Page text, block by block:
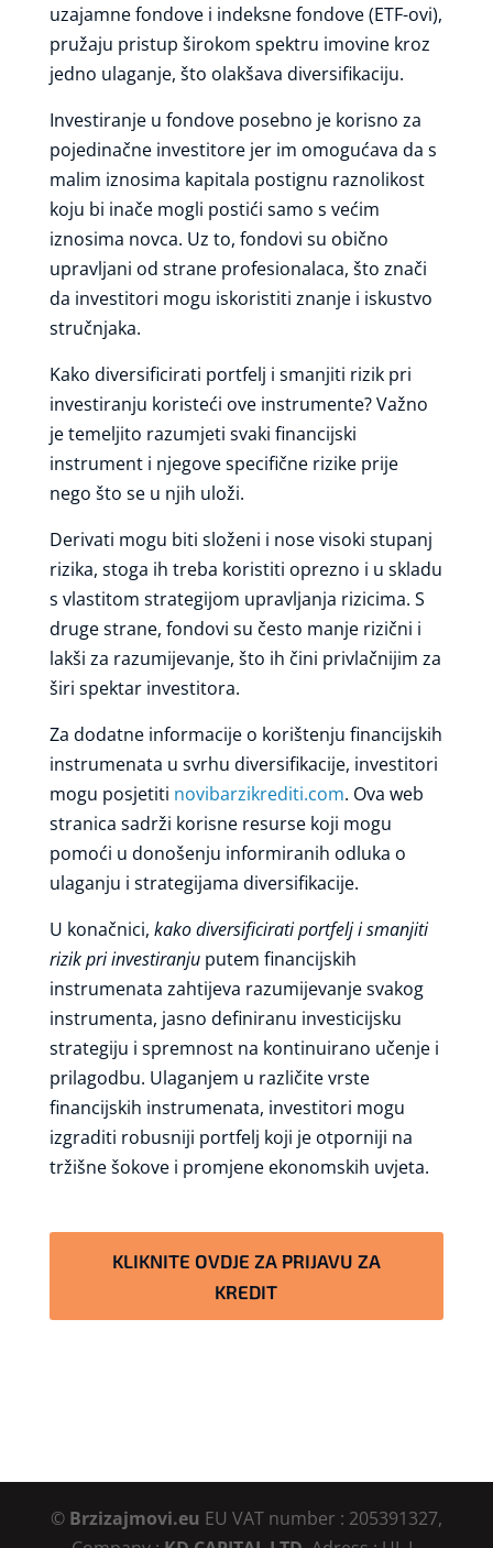
uzajamne fondove i indeksne fondove (ETF-ovi),
pružaju pristup širokom spektru imovine kroz
jedno ulaganje, što olakšava diversifikaciju.
Investiranje u fondove posebno je korisno za
pojedinačne investitore jer im omogućava da s
malim iznosima kapitala postignu raznolikost
koju bi inače mogli postići samo s većim
iznosima novca. Uz to, fondovi su obično
upravljani od strane profesionalaca, što znači
da investitori mogu iskoristiti znanje i iskustvo
stručnjaka.
Kako diversificirati portfelj i smanjiti rizik pri
investiranju koristeći ove instrumente? Važno
je temeljito razumjeti svaki financijski
instrument i njegove specifične rizike prije
nego što se u njih uloži.
Derivati mogu biti složeni i nose visoki stupanj
rizika, stoga ih treba koristiti oprezno i u skladu
s vlastitom strategijom upravljanja rizicima. S
druge strane, fondovi su često manje rizični i
lakši za razumijevanje, što ih čini privlačnijim za
širi spektar investitora.
Za dodatne informacije o korištenju financijskih
instrumenata u svrhu diversifikacije, investitori
mogu posjetiti novibarzikrediti.com. Ova web
stranica sadrži korisne resurse koji mogu
pomoći u donošenju informiranih odluka o
ulaganju i strategijama diversifikacije.
U konačnici, kako diversificirati portfelj i smanjiti
rizik pri investiranjuputem financijskih
instrumenata zahtijeva razumijevanje svakog
instrumenta, jasno definiranu investicijsku
strategiju i spremnost na kontinuirano učenje i
prilagodbu. Ulaganjem u različite vrste
financijskih instrumenata, investitori mogu
izgraditi robusniji portfelj koji je otporniji na
tržišne šokove i promjene ekonomskih uvjeta.
KLIKNITE OVDJE ZA PRIJAVU ZA
KREDIT
© Brzizajmovi.eu EU VAT number : 205391327,